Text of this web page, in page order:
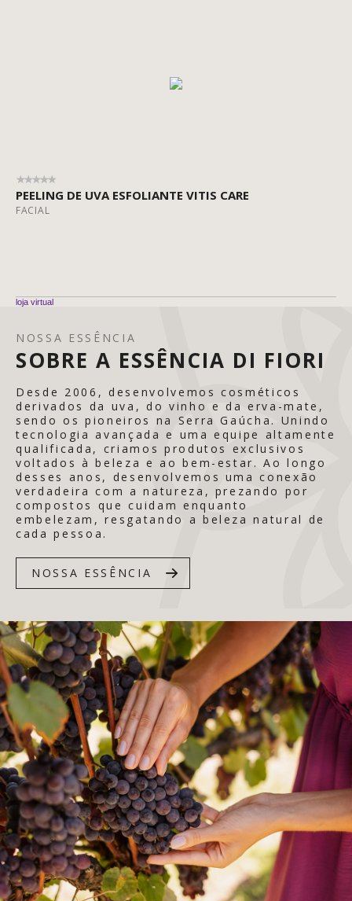
PEELING DE UVA ESFOLIANTE VITIS CARE
FACIAL
loja virtual
NOSSA ESSÊNCIA
SOBRE A ESSÊNCIA DI FIORI
Desde 2006, desenvolvemos cosméticos
derivados da uva, do vinho e da erva-mate,
sendo os pioneiros na Serra Gaúcha. Unindo
tecnologia avançada e uma equipe altamente
qualificada, criamos produtos exclusivos
voltados à beleza e ao bem-estar. Ao longo
desses anos, desenvolvemos uma conexão
verdadeira com a natureza, prezando por
compostos que cuidam enquanto
embelezam, resgatando a beleza natural de
cada pessoa.
NOSSA ESSÊNCIA